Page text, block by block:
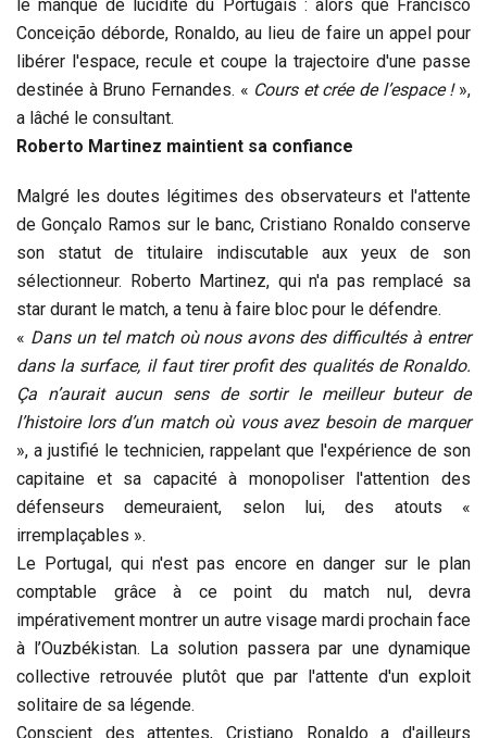
le manque de lucidité du Portugais : alors que Francisco
Conceição déborde, Ronaldo, au lieu de faire un appel pour
libérer l'espace, recule et coupe la trajectoire d'une passe
destinée à Bruno Fernandes. « Cours et crée de l’espace !»,
a lâché le consultant.
Roberto Martinez maintient sa confiance
Malgré les doutes légitimes des observateurs et l'attente
de Gonçalo Ramos sur le banc, Cristiano Ronaldo conserve
son statut de titulaire indiscutable aux yeux de son
sélectionneur. Roberto Martinez, qui n'a pas remplacé sa
star durant le match, a tenu à faire bloc pour le défendre.
« Dans un tel match où nous avons des difficultés à entrer
dans la surface, il faut tirer profit des qualités de Ronaldo.
Ça n’aurait aucun sens de sortir le meilleur buteur de
l’histoire lors d’un match où vous avez besoin de marquer
», a justifié le technicien, rappelant que l'expérience de son
capitaine et sa capacité à monopoliser l'attention des
défenseurs demeuraient, selon lui, des atouts «
irremplaçables ».
Le Portugal, qui n'est pas encore en danger sur le plan
comptable grâce à ce point du match nul, devra
impérativement montrer un autre visage mardi prochain face
à l’Ouzbékistan. La solution passera par une dynamique
collective retrouvée plutôt que par l'attente d'un exploit
solitaire de sa légende.
Conscient des attentes, Cristiano Ronaldo a d'ailleurs